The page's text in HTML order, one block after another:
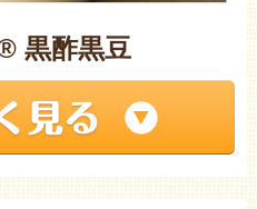
黒酢黒豆